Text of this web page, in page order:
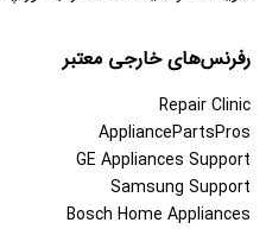
رفرنس‌های خارجی معتبر
Repair Clinic
AppliancePartsPros
GE Appliances Support
Samsung Support
Bosch Home Appliances